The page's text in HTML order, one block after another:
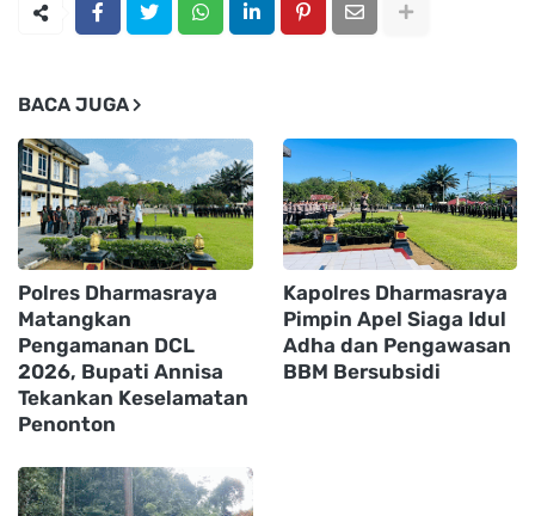
BACA JUGA
Polres Dharmasraya
Matangkan
Pengamanan DCL
2026, Bupati Annisa
Tekankan Keselamatan
Penonton
Kapolres Dharmasraya
Pimpin Apel Siaga Idul
Adha dan Pengawasan
BBM Bersubsidi